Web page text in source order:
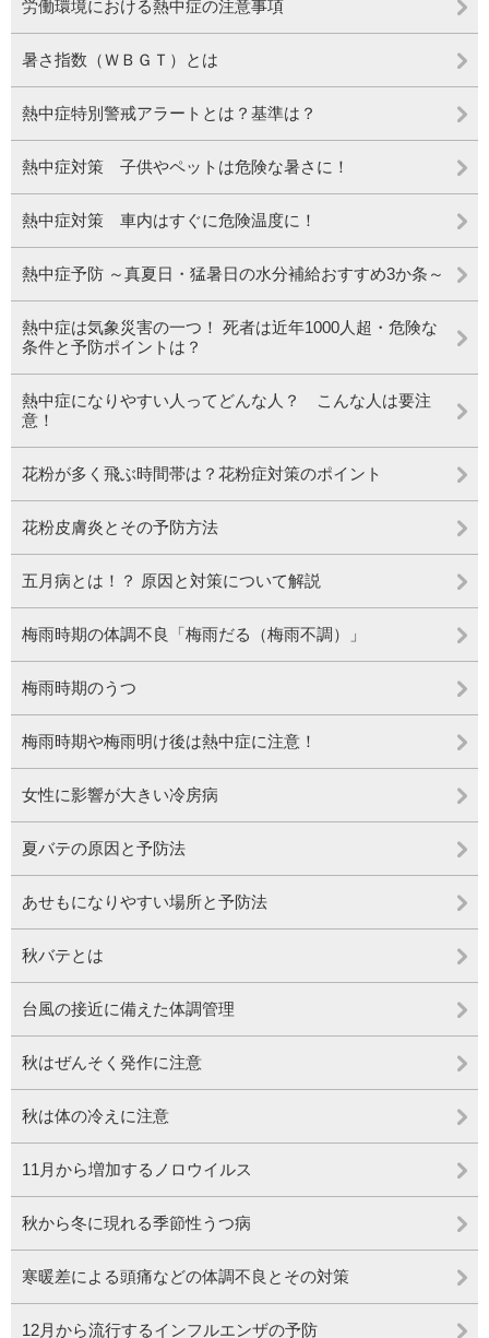
労働環境における熱中症の注意事項
暑さ指数（ＷＢＧＴ）とは
熱中症特別警戒アラートとは？基準は？
熱中症対策 子供やペットは危険な暑さに！
熱中症対策 車内はすぐに危険温度に！
熱中症予防 ～真夏日・猛暑日の水分補給おすすめ3か条～
熱中症は気象災害の一つ！ 死者は近年1000人超・危険な
条件と予防ポイントは？
熱中症になりやすい人ってどんな人？ こんな人は要注
意！
花粉が多く飛ぶ時間帯は？花粉症対策のポイント
花粉皮膚炎とその予防方法
五月病とは！？ 原因と対策について解説
梅雨時期の体調不良「梅雨だる（梅雨不調）」
梅雨時期のうつ
梅雨時期や梅雨明け後は熱中症に注意！
女性に影響が大きい冷房病
夏バテの原因と予防法
あせもになりやすい場所と予防法
秋バテとは
台風の接近に備えた体調管理
秋はぜんそく発作に注意
秋は体の冷えに注意
11月から増加するノロウイルス
秋から冬に現れる季節性うつ病
寒暖差による頭痛などの体調不良とその対策
12月から流行するインフルエンザの予防